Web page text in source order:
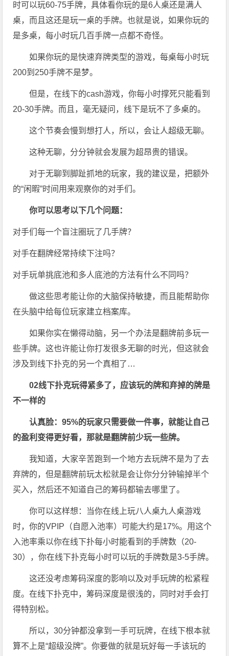
时可以玩60-75手牌，具体看你玩的是6人桌还是满人
桌，而且这还是玩一桌的手牌。也就是说，如果你玩的
是多桌，每小时玩几百手牌一点都不奇怪。
如果你玩的是快速弃牌类型的游戏，每桌每小时玩
200到250手牌不是梦。
但是，在线下的cash游戏，你每小时撑死只能看到
20-30手牌。而且，毫无疑问，线下是玩不了多桌的。
这个节奏会慢到想打人，所以，会让人超级无聊。
这种无聊，分分钟就会发展为超昂贵的错误。
对于无聊到脚趾抓地的玩家，我的建议是，把额外
的“闲暇”时间用来观察你的对手们。
你可以思考以下几个问题：
对手们每一个盲注圈玩了几手牌？
对手在翻牌经常持续下注吗？
对手玩单挑底池和多人底池的方法有什么不同吗？
做这些思考能让你的大脑保持敏捷，而且能帮助你
在头脑中给每位玩家建立档案库。
如果你实在懒得动脑，另一个办法是翻牌前多玩一
些手牌。这也许能让你打发很多无聊的时光，但这就会
涉及到线下扑克的另一个真相了…
02线下扑克玩得紧多了，应该玩的牌和弃掉的牌是
不一样的
认真脸：95%的玩家只需要做一件事，就能让自己
的盈利变得更好看，那就是翻牌前少玩一些牌。
我知道，大家辛苦跑到一个地方去玩牌不是为了去
弃牌的，但是翻牌前玩太松就是会让你分分钟输掉半个
买入，然后还不知道自己的筹码都输去哪里了。
你可以这样想：当你在线上玩八人桌九人桌游戏
时，你的VPIP（自愿入池率）可能大约是17%。用这个
入池率乘以你在线下扑每小时能看到的手牌数（20-
30），你在线下扑克每小时可以玩的手牌数是3-5手牌。
这还没考虑筹码深度的影响以及对手玩牌的松紧程
度。在线下扑克中，筹码深度是很浅的，同时对手会打
得特别松。
所以，30分钟都没拿到一手可玩牌，在线下根本就
算不上是“超级没牌”。你要做的就是玩好每一手该玩的